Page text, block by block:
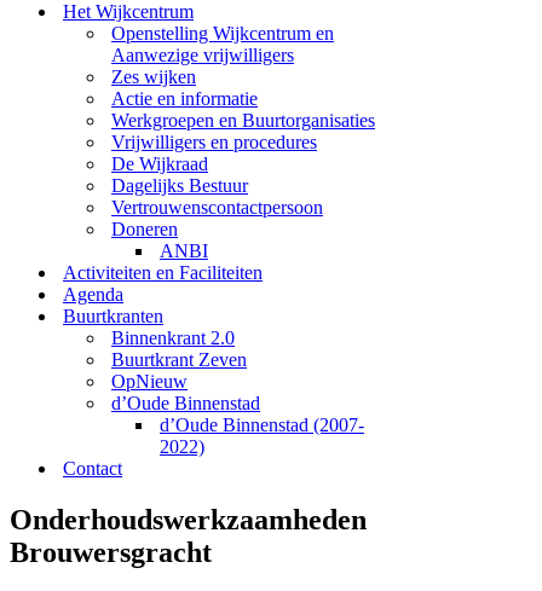
Het Wijkcentrum
Openstelling Wijkcentrum en
Aanwezige vrijwilligers
Zes wijken
Actie en informatie
Werkgroepen en Buurtorganisaties
Vrijwilligers en procedures
De Wijkraad
Dagelijks Bestuur
Vertrouwenscontactpersoon
Doneren
ANBI
Activiteiten en Faciliteiten
Agenda
Buurtkranten
Binnenkrant 2.0
Buurtkrant Zeven
OpNieuw
d’Oude Binnenstad
d’Oude Binnenstad (2007-
2022)
Contact
Onderhoudswerkzaamheden
Brouwersgracht